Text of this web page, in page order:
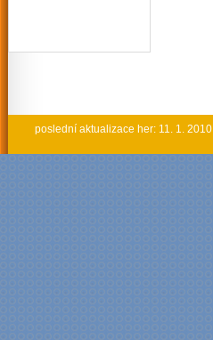
poslední aktualizace her: 11. 1. 2010